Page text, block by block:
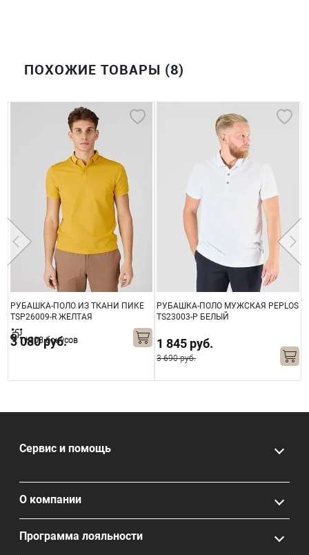
ПОХОЖИЕ ТОВАРЫ (8)
РУБАШКА-ПОЛО ИЗ ТКАНИ ПИКЕ
TSP26009-R ЖЕЛТАЯ
3 080 руб.
+308 бонусов
РУБАШКА-ПОЛО МУЖСКАЯ PEPLOS
TS23003-Р БЕЛЫЙ
1 845 руб.
3 690 руб.
Сервис и помощь
О компании
Программа лояльности